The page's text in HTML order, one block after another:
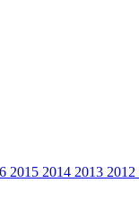
2015 2014 2013 2012